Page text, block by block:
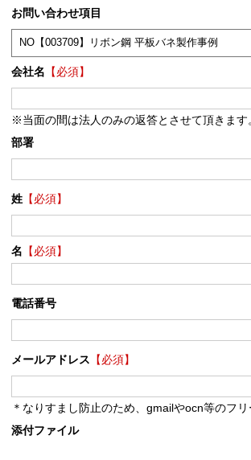
お問い合わせ項目
会社名 【必須】
※当面の間は法人のみの返答とさせて頂きます
部署
姓【必須】
名 【必須】
電話番号
メールアドレス 【必須】
＊なりすまし防止のため、gmailやocn等のフ
添付ファイル